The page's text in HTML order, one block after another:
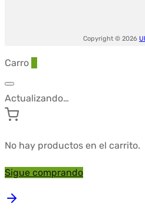
Copyright © 2026
Carro
Actualizando…
No hay productos en el carrito.
Sigue comprando